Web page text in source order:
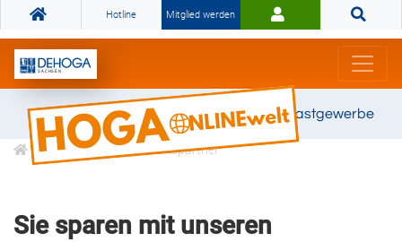
Hotline Mitglied werden
Gemeinsam stark für das Gastgewerbe
DEHOGA Kooperationspartner
Sie sparen mit unseren